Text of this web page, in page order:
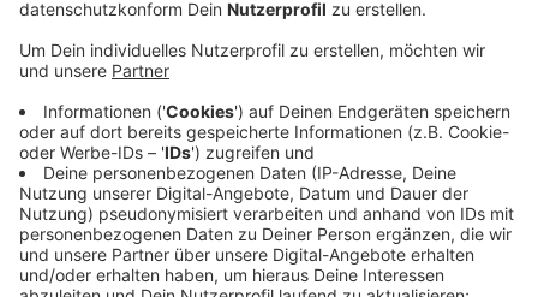
Anzeige
Außerdem sollen bei sämtlichen laufenden Projekten
mit der Ausnahme von Schulen, Straßen und der
Entwicklung des Zanders-Areals Kosten gespart
werden. Laut Bergisch Gladbachs Bürgermeister
Marcel Kreutz steht die Stadtverwaltung damit vor
einer großen Herausforderung: die Stadtverwaltung